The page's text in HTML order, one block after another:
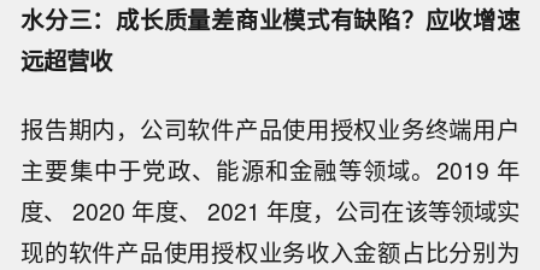
水分三：成长质量差商业模式有缺陷？应收增速
远超营收
报告期内，公司软件产品使用授权业务终端用户
主要集中于党政、能源和金融等领域。2019 年
度、 2020 年度、 2021 年度，公司在该等领域实
现的软件产品使用授权业务收入金额占比分别为